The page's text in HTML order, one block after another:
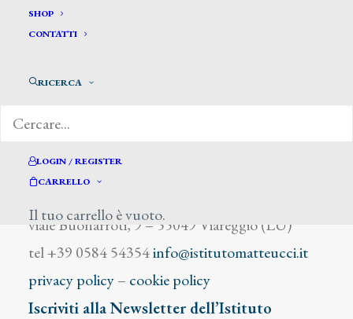
SHOP
CONTATTI
RICERCA
LOGIN / REGISTER
CARRELLO
Il tuo carrello è vuoto.
viale Buonarroti, 9 – 55049 Viareggio (LU)
tel +39 0584 54354info@istitutomatteucci.it
privacy policy– cookie policy
Iscriviti alla Newsletter dell’Istituto